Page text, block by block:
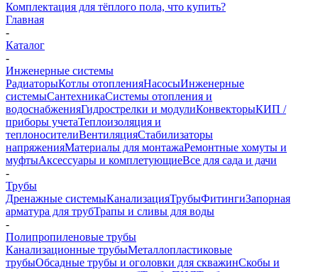
Комплектация для тёплого пола, что купить?
Главная
-
Каталог
-
Инженерные системы
РадиаторыКотлы отопленияНасосыИнженерные
системыСантехникаСистемы отопления и
водоснабженияГидрострелки и модулиКонвекторыКИП /
приборы учетаТеплоизоляция и
теплоносителиВентиляцияСтабилизаторы
напряженияМатериалы для монтажаРемонтные хомуты и
муфтыАксессуары и комплетующиеВсе для сада и дачи
-
Трубы
Дренажные системыКанализацияТрубыФитингиЗапорная
арматура для трубТрапы и сливы для воды
-
Полипропиленовые трубы
Канализационные трубыМеталлопластиковые
трубыОбсадные трубы и оголовки для скважинСкобы и